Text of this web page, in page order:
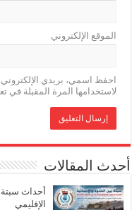
الموقع الإلكتروني
احفظ اسمي، بريدي
لاستخدامها المرة المقبلة في
أحدث المقالات
أحداث
الإقليمي